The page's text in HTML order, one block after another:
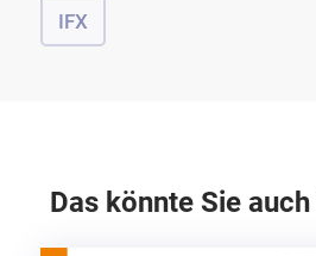
IFX
Das könnte Sie